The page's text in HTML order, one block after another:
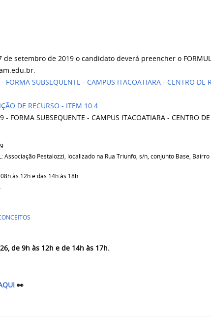
de setembro de 2019 o candidato deverá preencher o
FORMA SUBSEQUENTE - CAMPUS ITACOATIARA - CENTRO DE
DE RECURSO - ITEM 10.4
FORMA SUBSEQUENTE - CAMPUS ITACOATIARA - CENTRO
Associação Pestalozzi, localizado na Rua Triunfo, s/n, conjunto Base,
08h às 12h e das 14h às 18h.
de 9h às 12h e de 14h às 17h.
👀